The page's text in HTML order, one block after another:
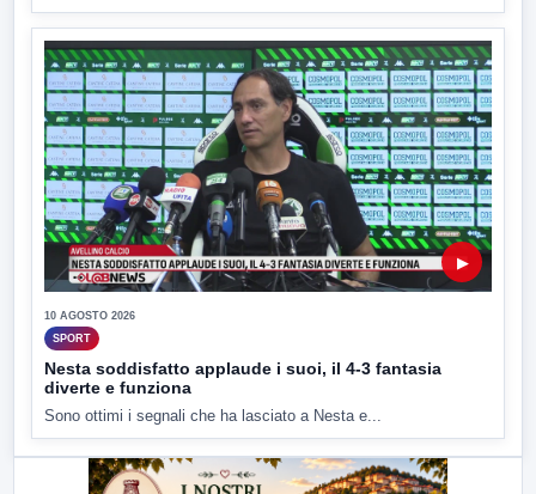
▶
10 AGOSTO 2026
SPORT
Nesta soddisfatto applaude i suoi, il 4-3 fantasia
diverte e funziona
Sono ottimi i segnali che ha lasciato a Nesta e...